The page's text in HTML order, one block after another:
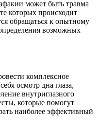
может быть травма
которых происходит
обращаться к опытному
возможных
комплексное
осмотр дна глаза,
внутриглазного
которые помогут
наиболее эффективный